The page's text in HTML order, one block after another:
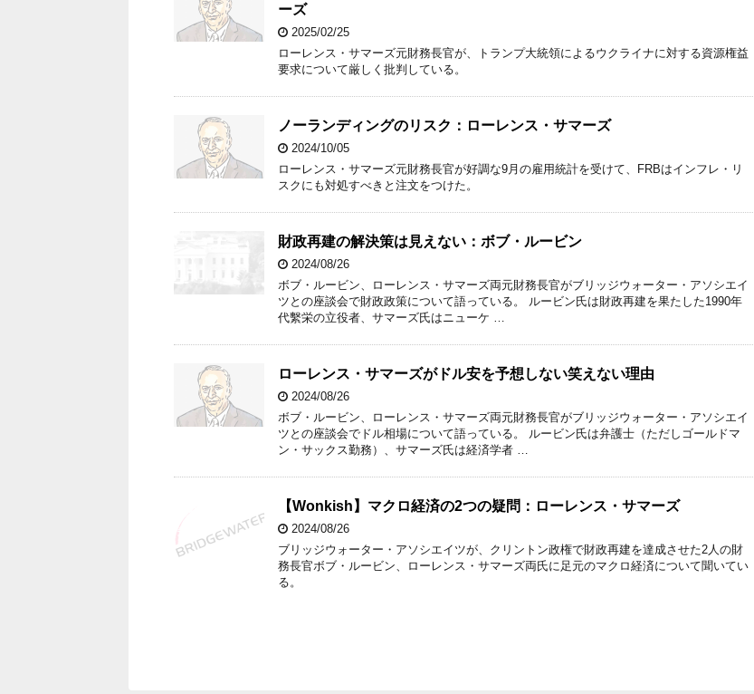
ーズ
2025/02/25
ローレンス・サマーズ元財務長官が、トランプ大統領によるウクライナに対する資源権益
要求について厳しく批判している。
ノーランディングのリスク：ローレンス・サマーズ
2024/10/05
ローレンス・サマーズ元財務長官が好調な9月の雇用統計を受けて、FRBはインフレ・リ
スクにも対処すべきと注文をつけた。
財政再建の解決策は見えない：ボブ・ルービン
2024/08/26
ボブ・ルービン、ローレンス・サマーズ両元財務長官がブリッジウォーター・アソシエイ
ツとの座談会で財政政策について語っている。 ルービン氏は財政再建を果たした1990年
代繫栄の立役者、サマーズ氏はニューケ …
ローレンス・サマーズがドル安を予想しない笑えない理由
2024/08/26
ボブ・ルービン、ローレンス・サマーズ両元財務長官がブリッジウォーター・アソシエイ
ツとの座談会でドル相場について語っている。 ルービン氏は弁護士（ただしゴールドマ
ン・サックス勤務）、サマーズ氏は経済学者 …
【Wonkish】マクロ経済の2つの疑問：ローレンス・サマーズ
2024/08/26
ブリッジウォーター・アソシエイツが、クリントン政権で財政再建を達成させた2人の財
務長官ボブ・ルービン、ローレンス・サマーズ両氏に足元のマクロ経済について聞いてい
る。